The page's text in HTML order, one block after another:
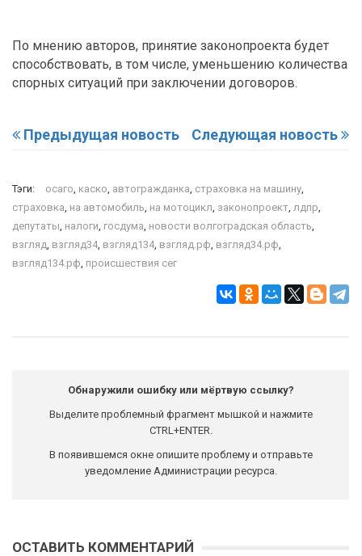
По мнению авторов, принятие законопроекта будет
способствовать, в том числе, уменьшению количества
спорных ситуаций при заключении договоров.
Предыдущая новость Следующая новость
Тэги: осаго, каско, автогражданка, страховка на машину,
страховка, на автомобиль, на мотоцикл, законопроект, лдпр,
депутаты, налоги, госдума, новости волгоградская область,
взгляд, взгляд34, взгляд134, взгляд.рф, взгляд34.рф,
взгляд134.рф, происшествия сег
Обнаружили ошибку или мёртвую ссылку?
Выделите проблемный фрагмент мышкой и нажмите
CTRL+ENTER.
В появившемся окне опишите проблему и отправьте
уведомление Администрации ресурса.
ОСТАВИТЬ КОММЕНТАРИЙ